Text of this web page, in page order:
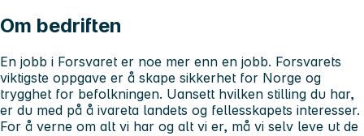
Om bedriften
En jobb i Forsvaret er noe mer enn en jobb. Forsvarets
viktigste oppgave er å skape sikkerhet for Norge og
trygghet for befolkningen. Uansett hvilken stilling du har,
er du med på å ivareta landets og fellesskapets interesser.
For å verne om alt vi har og alt vi er, må vi selv leve ut de